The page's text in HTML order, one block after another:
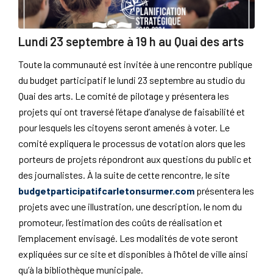
Lundi 23 septembre à 19 h au Quai des arts
Toute la communauté est invitée à une rencontre publique
du budget participatif le lundi 23 septembre au studio du
Quai des arts. Le comité de pilotage y présentera les
projets qui ont traversé l’étape d’analyse de faisabilité et
pour lesquels les citoyens seront amenés à voter. Le
comité expliquera le processus de votation alors que les
porteurs de projets répondront aux questions du public et
des journalistes. À la suite de cette rencontre, le site
budgetparticipatifcarletonsurmer.com présentera les
projets avec une illustration, une description, le nom du
promoteur, l’estimation des coûts de réalisation et
l’emplacement envisagé. Les modalités de vote seront
expliquées sur ce site et disponibles à l’hôtel de ville ainsi
qu’à la bibliothèque municipale.